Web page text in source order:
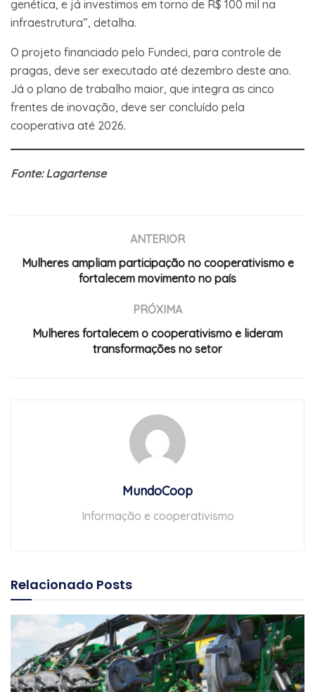
genética, e já investimos em torno de R$ 100 mil na
infraestrutura”, detalha.
O projeto financiado pelo Fundeci, para controle de
pragas, deve ser executado até dezembro deste ano.
Já o plano de trabalho maior, que integra as cinco
frentes de inovação, deve ser concluído pela
cooperativa até 2026.
Fonte: Lagartense
ANTERIOR
Mulheres ampliam participação no cooperativismo e
fortalecem movimento no país
PRÓXIMA
Mulheres fortalecem o cooperativismo e lideram
transformações no setor
MundoCoop
Informação e cooperativismo
Relacionado Posts